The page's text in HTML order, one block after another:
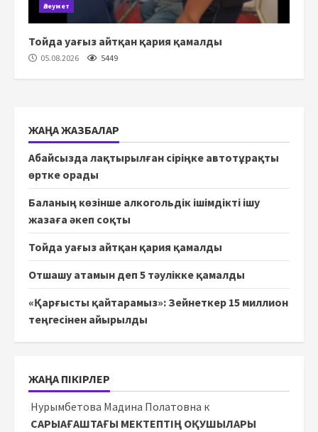
Әлеумет
Тойда уағыз айтқан қария қамалды
05.08.2026 5449
ЖАҢА ЖАЗБАЛАР
Абайсызда лақтырылған сіріңке автотұрақты
өртке орады
Баланың көзінше алкогольдік ішімдікті ішу
жазаға әкеп соқты
Тойда уағыз айтқан қария қамалды
Отшашу атамын деп 5 тәулікке қамалды
«Қарғысты қайтарамыз»: Зейнеткер 15 миллион
теңгесінен айырылды
ЖАҢА ПІКІРЛЕР
Нурымбетова Мадина Полатовна к
САРЫАҒАШТАҒЫ МЕКТЕПТІҢ ОҚУШЫЛАРЫ